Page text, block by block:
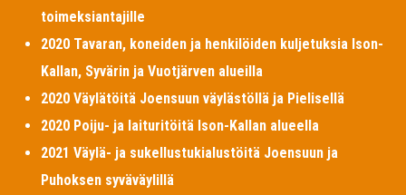
toimeksiantajille
2020 Tavaran, koneiden ja henkilöiden kuljetuksia Ison-
Kallan, Syvärin ja Vuotjärven alueilla
2020 Väylätöitä Joensuun väylästöllä ja Pielisellä
2020 Poiju- ja laituritöitä Ison-Kallan alueella
2021 Väylä- ja sukellustukialustöitä Joensuun ja
Puhoksen syväväylillä